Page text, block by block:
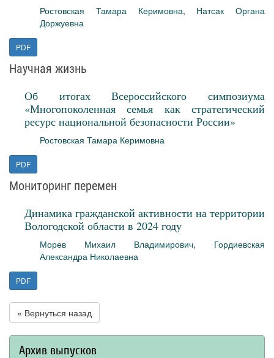
Ростовская Тамара Керимовна, Натсак Органа
Доржуевна
PDF
Научная жизнь
Об итогах Всероссийского симпозиума
«Многопоколенная семья как стратегический
ресурс национальной безопасности России»
Ростовская Тамара Керимовна
PDF
Мониторинг перемен
Динамика гражданской активности на территории
Вологодской области в 2024 году
Морев Михаил Владимирович, Гордиевская
Александра Николаевна
PDF
« Вернуться назад
Архив выпусков